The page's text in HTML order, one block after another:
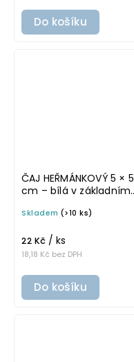
Do košíku
ČAJ HEŘMÁNKOVÝ 5 × 5
cm – bílá v základním
samolepka na
Skladem (>10 ks)
18,18 Kč bez DPH
22 Kč / ks
Do košíku